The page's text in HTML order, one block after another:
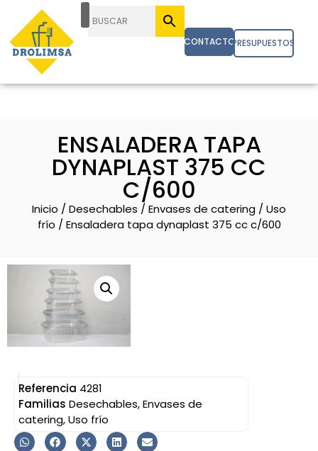
CONTACTOPRESUPUESTOS
ENSALADERA TAPA
DYNAPLAST 375 CC
C/600
Inicio / Desechables / Envases de catering / Uso
frío / Ensaladera tapa dynaplast 375 cc c/600
Referencia 4281
Familias Desechables,Envases de
catering,Uso frío